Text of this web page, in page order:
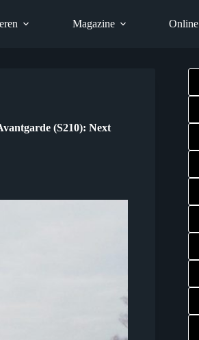
Magazine Online
(S210): Next